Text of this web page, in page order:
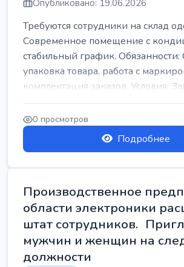
Опубликовано: 19.06.2026
Требуются сотрудники на склад
Современное помещение с
стабильный график. Обязанности:
упаковка товара, работа с
комплектация заказов. Условия:
0 просмотров
Подробнее
Производственное
области электроники
штат сотрудников.
мужчин и женщин на
должности